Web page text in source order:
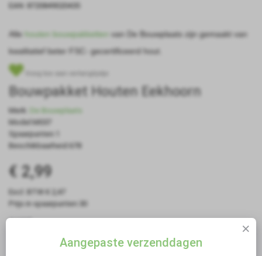
EAN: 8720849020435
Alle houten bouwpakketten van De Bouwplaats zijn gemaakt van
kwalitatief beter FSC- gecertificeerd hout.
Voeg toe aan verlanglijstje
Bouwpakket Houten Eekhoorn
Merk:
De Bouwplaats
Model:M037
Spaarpunten:1
Beschikbaarheid:678
€ 2,99
Excl. BTW:€ 2,47
Prijs in spaarpunten:30
Aantal
Aangepaste verzenddagen